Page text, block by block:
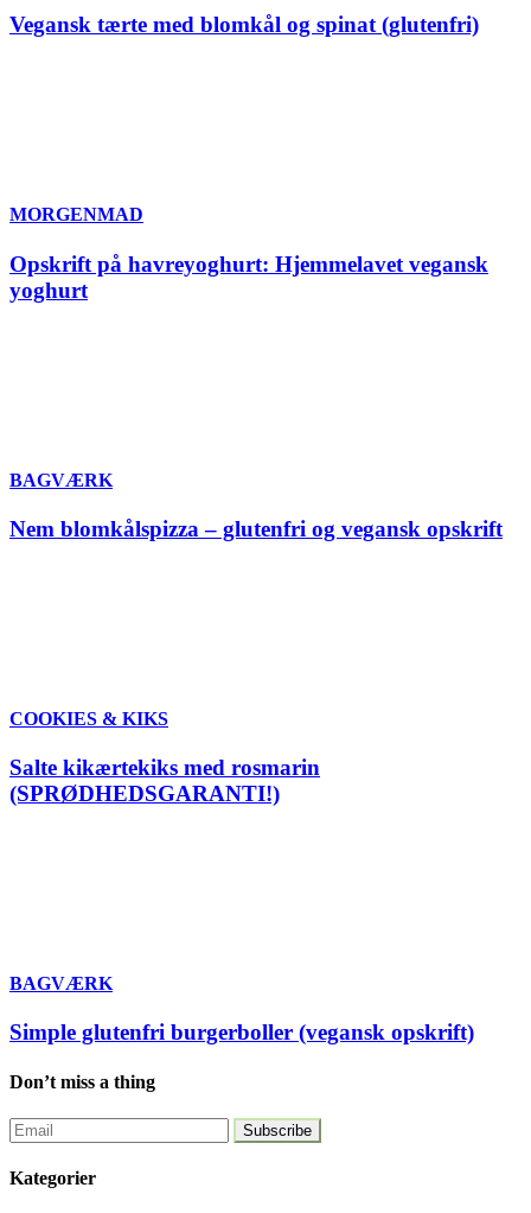
Vegansk tærte med blomkål og spinat (glutenfri)
MORGENMAD
Opskrift på havreyoghurt: Hjemmelavet vegansk
yoghurt
BAGVÆRK
Nem blomkålspizza – glutenfri og vegansk opskrift
COOKIES & KIKS
Salte kikærtekiks med rosmarin
(SPRØDHEDSGARANTI!)
BAGVÆRK
Simple glutenfri burgerboller (vegansk opskrift)
Don’t miss a thing
Kategorier